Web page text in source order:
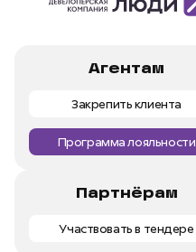
Агентам
Закрепить клиента
Программа лояльности
Партнёрам
Участвовать в тендере